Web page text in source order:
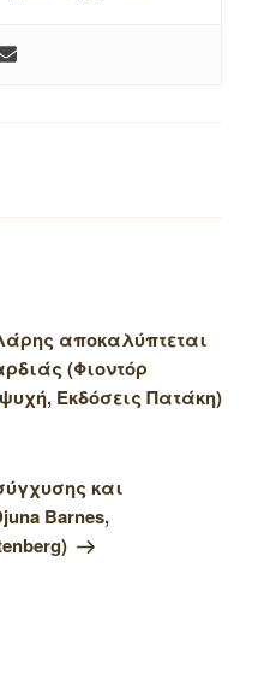
αποκαλύπτεται
(Φιοντόρ
Εκδόσεις Πατάκη)
και
Barnes,